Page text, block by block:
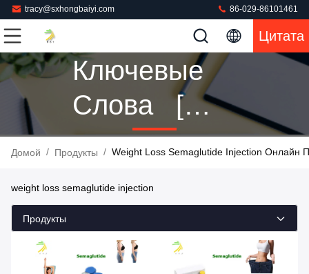
tracy@sxhongbaiyi.com 86-029-86101461
Цитата
Ключевые
Слова [
Weight Loss
Injection ]
Совпадение
Домой / Продукты / Weight Loss Semaglutide Injection Онлайн
weight loss semaglutide injection
Продукты